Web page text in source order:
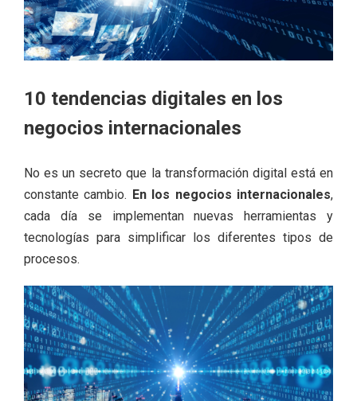
10 tendencias digitales en los
negocios internacionales
No es un secreto que la transformación digital está en
constante cambio. En los negocios internacionales,
cada día se implementan nuevas herramientas y
tecnologías para simplificar los diferentes tipos de
procesos.